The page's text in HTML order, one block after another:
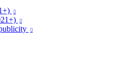


